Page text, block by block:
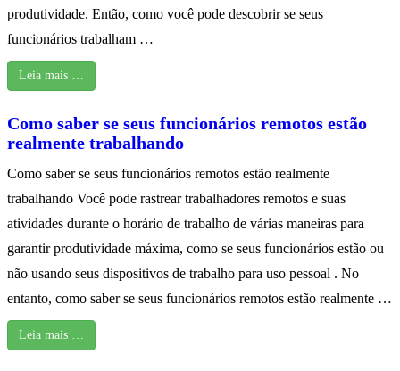
produtividade. Então, como você pode descobrir se seus
funcionários trabalham …
Leia mais …
Como saber se seus funcionários remotos estão
realmente trabalhando
Como saber se seus funcionários remotos estão realmente
trabalhando Você pode rastrear trabalhadores remotos e suas
atividades durante o horário de trabalho de várias maneiras para
garantir produtividade máxima, como se seus funcionários estão ou
não usando seus dispositivos de trabalho para uso pessoal . No
entanto, como saber se seus funcionários remotos estão realmente …
Leia mais …